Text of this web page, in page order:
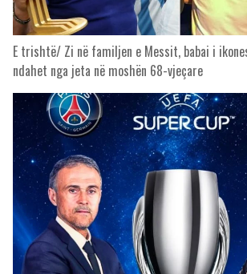
E trishtë/ Zi në familjen e Messit, babai i
ndahet nga jeta në moshën 68-vjeçare